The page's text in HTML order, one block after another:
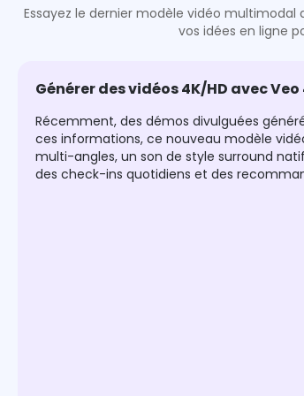
Essayez le dernier modèle vidéo
vos idées en ligne
Générer des vidéos 4K/HD avec
Récemment, des démos divulguées
ces informations, ce nouveau modèle
multi-angles, un son de style surround
des check-ins quotidiens et des